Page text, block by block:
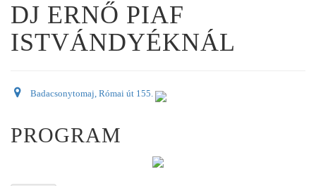
DJ ERNŐ PIAF
ISTVÁNDYÉKNÁL
Badacsonytomaj, Római út 155.
PROGRAM